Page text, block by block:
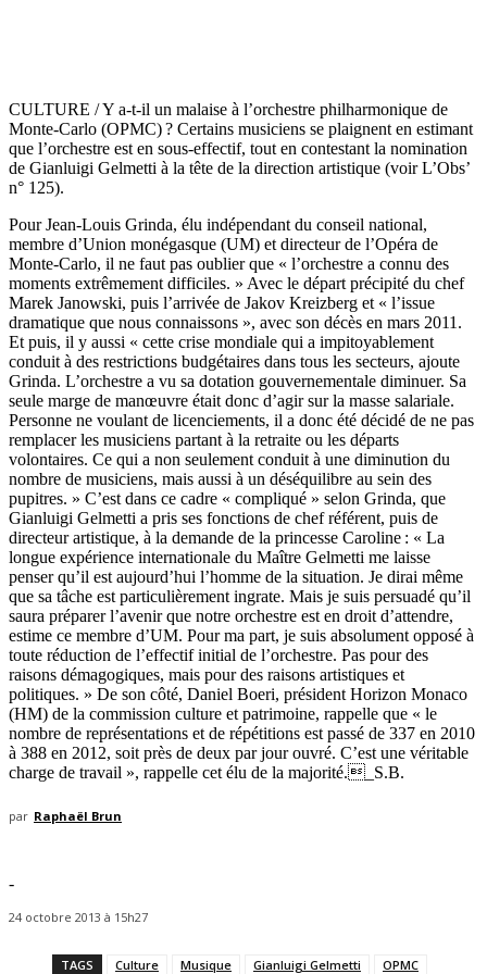
CULTURE / Y a-t-il un malaise à l’orchestre philharmonique de
Monte-Carlo (OPMC) ? Certains musiciens se plaignent en estimant
que l’orchestre est en sous-effectif, tout en contestant la nomination
de Gianluigi Gelmetti à la tête de la direction artistique (voir L’Obs’
n° 125).
Pour Jean-Louis Grinda, élu indépendant du conseil national,
membre d’Union monégasque (UM) et directeur de l’Opéra de
Monte-Carlo, il ne faut pas oublier que « l’orchestre a connu des
moments extrêmement difficiles. » Avec le départ précipité du chef
Marek Janowski, puis l’arrivée de Jakov Kreizberg et « l’issue
dramatique que nous connaissons », avec son décès en mars 2011.
Et puis, il y aussi « cette crise mondiale qui a impitoyablement
conduit à des restrictions budgétaires dans tous les secteurs, ajoute
Grinda. L’orchestre a vu sa dotation gouvernementale diminuer. Sa
seule marge de manœuvre était donc d’agir sur la masse salariale.
Personne ne voulant de licenciements, il a donc été décidé de ne pas
remplacer les musiciens partant à la retraite ou les départs
volontaires. Ce qui a non seulement conduit à une diminution du
nombre de musiciens, mais aussi à un déséquilibre au sein des
pupitres. » C’est dans ce cadre « compliqué » selon Grinda, que
Gianluigi Gelmetti a pris ses fonctions de chef référent, puis de
directeur artistique, à la demande de la princesse Caroline : « La
longue expérience internationale du Maître Gelmetti me laisse
penser qu’il est aujourd’hui l’homme de la situation. Je dirai même
que sa tâche est particulièrement ingrate. Mais je suis persuadé qu’il
saura préparer l’avenir que notre orchestre est en droit d’attendre,
estime ce membre d’UM. Pour ma part, je suis absolument opposé à
toute réduction de l’effectif initial de l’orchestre. Pas pour des
raisons démagogiques, mais pour des raisons artistiques et
politiques. » De son côté, Daniel Boeri, président Horizon Monaco
(HM) de la commission culture et patrimoine, rappelle que « le
nombre de représentations et de répétitions est passé de 337 en 2010
à 388 en 2012, soit près de deux par jour ouvré. C’est une véritable
charge de travail », rappelle cet élu de la majorité._S.B.
par Raphaël Brun
-
24 octobre 2013 à 15h27
TAGS Culture Musique Gianluigi Gelmetti OPMC